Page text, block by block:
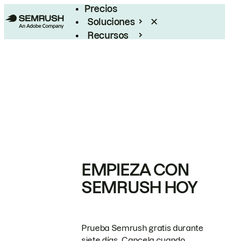
Precios
Soluciones
Recursos
EMPIEZA CON
SEMRUSH HOY
Prueba Semrush gratis durante